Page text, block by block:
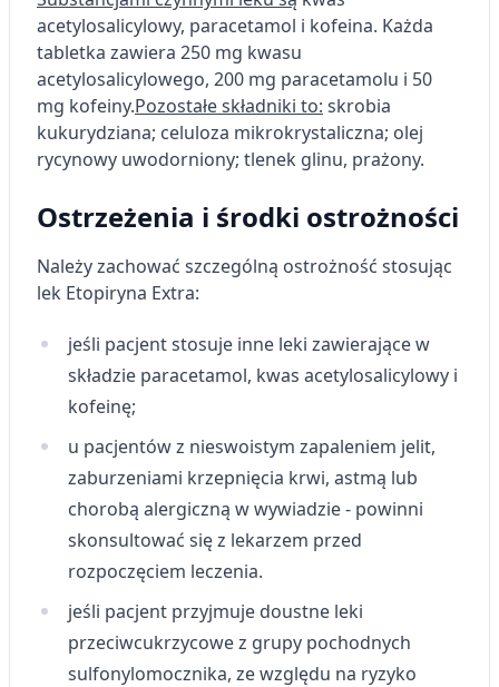
acetylosalicylowy, paracetamol i kofeina. Każda
tabletka zawiera 250 mg kwasu
acetylosalicylowego, 200 mg paracetamolu i 50
mg kofeiny.Pozostałe składniki to: skrobia
kukurydziana; celuloza mikrokrystaliczna; olej
rycynowy uwodorniony; tlenek glinu, prażony.
Ostrzeżenia i środki ostrożności
Należy zachować szczególną ostrożność stosując
lek Etopiryna Extra:
jeśli pacjent stosuje inne leki zawierające w
składzie paracetamol, kwas acetylosalicylowy i
kofeinę;
u pacjentów z nieswoistym zapaleniem jelit,
zaburzeniami krzepnięcia krwi, astmą lub
chorobą alergiczną w wywiadzie - powinni
skonsultować się z lekarzem przed
rozpoczęciem leczenia.
jeśli pacjent przyjmuje doustne leki
przeciwcukrzycowe z grupy pochodnych
sulfonylomocznika, ze względu na ryzyko